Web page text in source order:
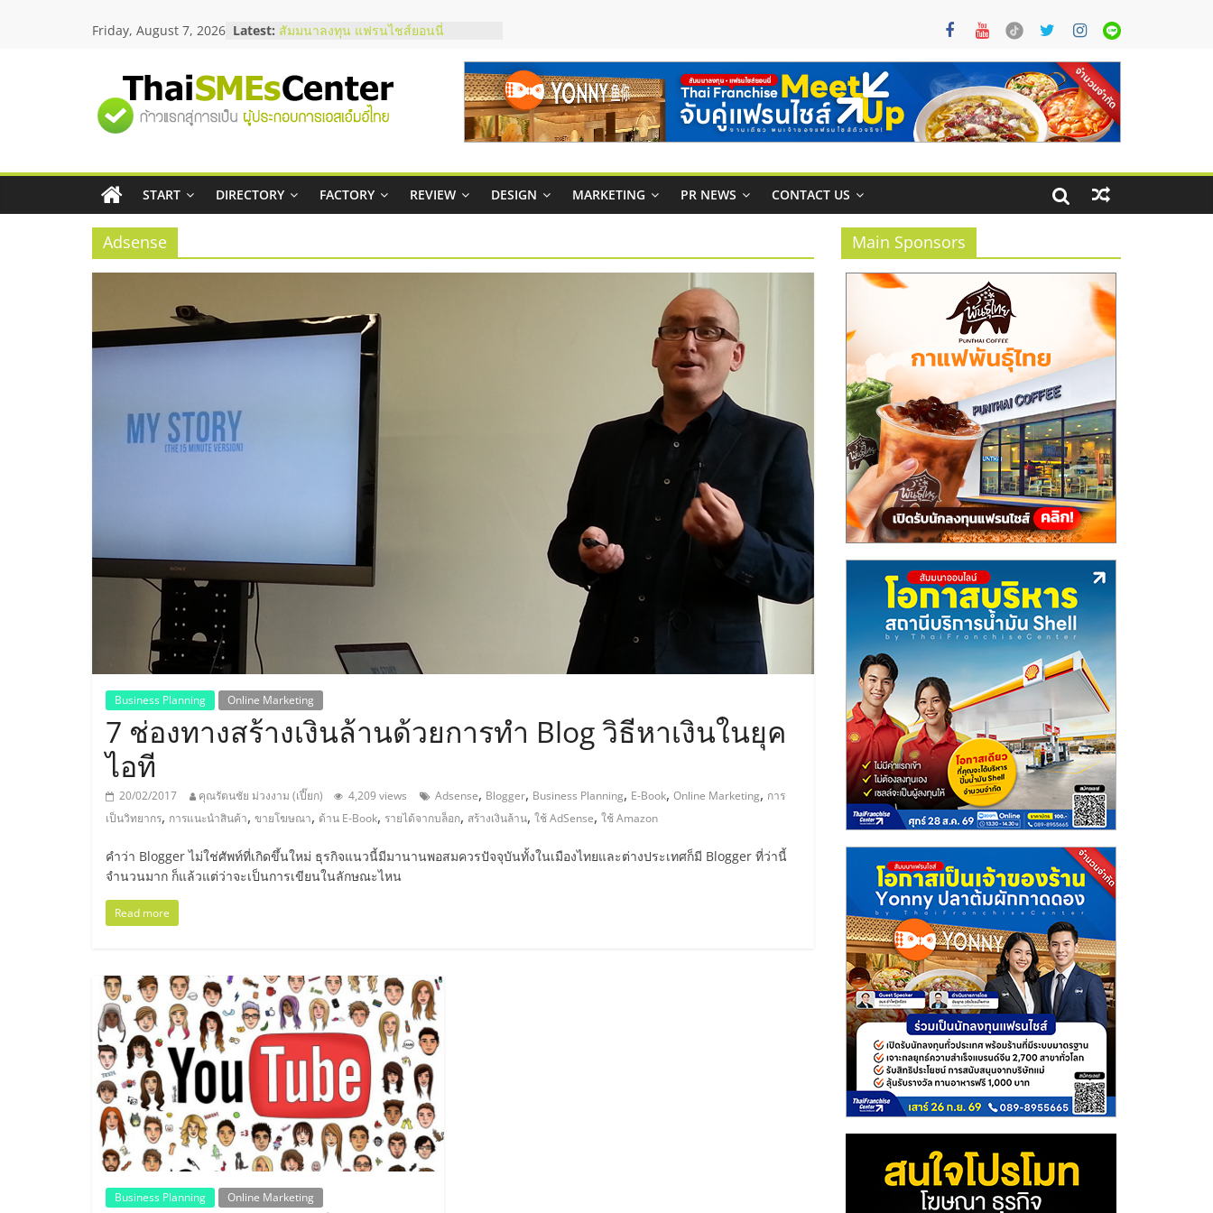
Friday, August 7, 2026 Latest: สัมมนาออนไลน์ โอกาสบริหารสถานี
ThaiFranchise Meet Up จับคู่แฟรน
ไชส์ ครั้งที่ 8
ร้านเครื่องเสียงคุณภาพสูง พร้อม
วิธีเลือกผู้ให้บริการให้คุ้มค่าและตอบ
โจทย์ธุรกิจ
อยากหาเงินทุน เพิ่มสภาพคล่องให้ธุรกิจ
"ศูนย์
รวม
ข้อมูล
ธุรกิจ
SME
แห่ง
ประเทศไทย,
ThaiSMEsCenter,
ธุรกิจ
ส
เอ็
มอี
ไทย,
SMEs,
แฟ
รน
ไชส์,
ที่
ปรึกษา
แฟ
START DIRECTORY FACTORY REVIEW DESIGN MARKETING PR NEWS CONTACT US
Adsense
Business Planning Online Marketing
7 ช่องทางสร้างเงินล้านด้วยการทำ Blog วิธีหาเงินในยุค
ไอที
20/02/2017 คุณรัตนชัย ม่วงงาม (เปี๊ยก) 4,209 views Adsense, Blogger, Business Planning, E-Book, Online Marketing, การ
เป็นวิทยากร, การแนะนำสินค้า, ขายโฆษณา, ด้าน E-Book, รายได้จากบล็อก, สร้างเงินล้าน, ใช้ AdSense, ใช้ Amazon
คำว่า Blogger ไม่ใช่ศัพท์ที่เกิดขึ้นใหม่ ธุรกิจแนวนี้มีมานานพอสมควรปัจจุบันทั้งในเมืองไทยและต่างประเทศก็มี Blogger ที่ว่านี้
จำนวนมาก ก็แล้วแต่ว่าจะเป็นการเขียนในลักษณะไหน
Read more
Business Planning Online Marketing
Main Sponsors